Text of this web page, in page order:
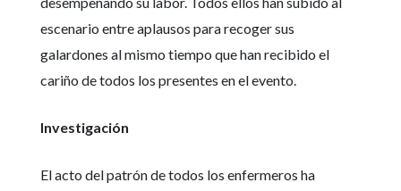
escenario entre aplausos para recoger sus
galardones al mismo tiempo que han recibido el
cariño de todos los presentes en el evento.
Investigación
El acto del patrón de todos los enfermeros ha